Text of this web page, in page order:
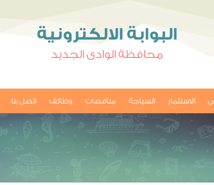
البوابة الالكترونية
محافظة الوادى الجديد
الاستثمار السياحة مناقصات وظائف اتصل بنا